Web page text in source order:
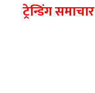
ट्रेन्डिंग समाचार